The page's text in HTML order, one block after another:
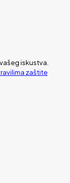
iskustva.
zaštite